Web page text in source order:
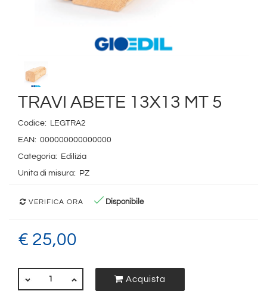
TRAVI ABETE 13X13 MT 5
Codice:
LEGTRA2
EAN: 000000000000000
Categoria:
Edilizia
Unita di misura:
PZ
VERIFICA ORA Disponibile
€ 25,00
Acquista